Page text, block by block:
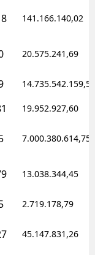
141.166.140,02
20.575.241,69
14.735.542.159,50
19.952.927,60
7.000.380.614,75
13.038.344,45
2.719.178,79
45.147.831,26